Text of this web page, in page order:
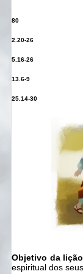
80
2.20-26
5.16-26
13.6-9
25.14-30
Objetivo da
espiritual dos